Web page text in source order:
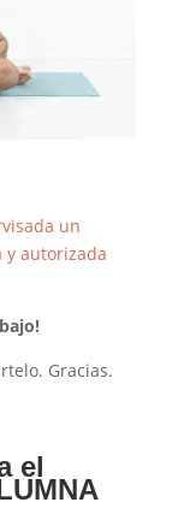
un
y autorizada
Gracias.
el